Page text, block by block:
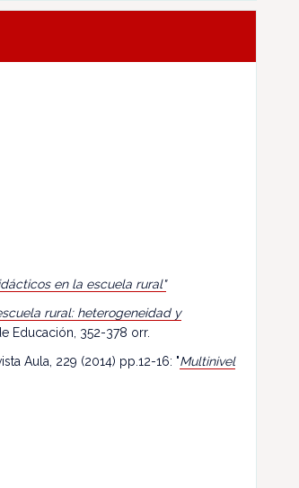
en la escuela rural"
rural: heterogeneidad y
Educación, 352-378 orr.
Aula, 229 (2014) pp.12-16: "Multinivel